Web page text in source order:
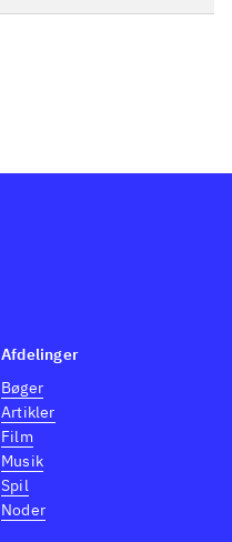
Afdelinger
Bøger
Artikler
Film
Musik
Spil
Noder